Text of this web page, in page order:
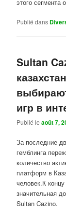
этого сегмента
Publié dans
Sultan
игр в
Publié leaoût 7,
За последние
гемблинга
количество
платформ в
человек.К
значительная
Sultan Cazino.